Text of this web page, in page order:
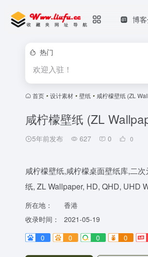
博
热门
欢迎入驻！
首页 • 设计素材 • 壁纸 • 咸柠檬壁纸 (ZL
咸柠檬壁纸 (ZL
5年前发布 627 0 0
咸柠檬壁纸,咸柠檬桌面壁纸库,二
纸, ZL Wallpaper, HD, QHD, UHD
所在地：
香港
收录时间：
2021-05-19
0
0 0 0